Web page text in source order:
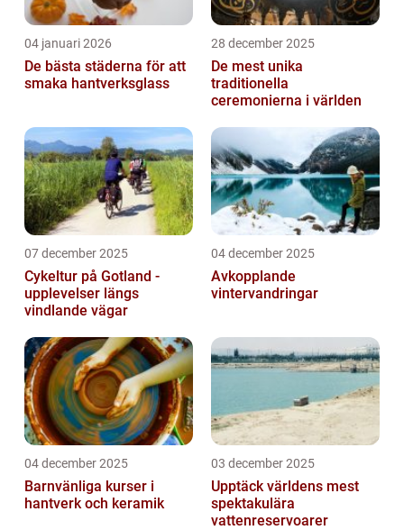
04 januari 2026
De bästa städerna för att
smaka hantverksglass
28 december 2025
De mest unika
traditionella
ceremonierna i världen
07 december 2025
Cykeltur på Gotland -
upplevelser längs
vindlande vägar
04 december 2025
Avkopplande
vintervandringar
04 december 2025
Barnvänliga kurser i
hantverk och keramik
03 december 2025
Upptäck världens mest
spektakulära
vattenreservoarer